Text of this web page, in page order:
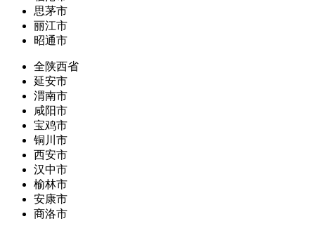
思茅市
丽江市
昭通市
全陕西省
延安市
渭南市
咸阳市
宝鸡市
铜川市
西安市
汉中市
榆林市
安康市
商洛市